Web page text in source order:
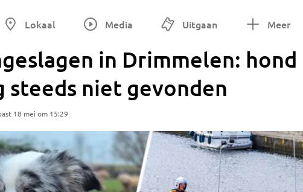
Lokaal Media Uitgaan Meer
in Drimmelen: hond
steeds niet gevonden
18 mei om 15:29